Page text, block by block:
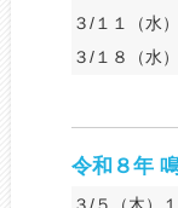
３/１１（水
３/１８（水
令和８年
３/５（木）